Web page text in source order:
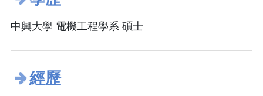
中興大學 電機工程學系 碩士
經歷